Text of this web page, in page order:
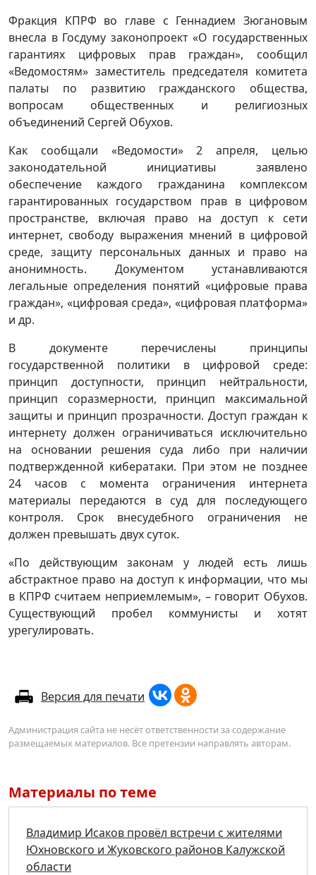
Фракция КПРФ во главе с Геннадием Зюгановым
внесла в Госдуму законопроект «О государственных
гарантиях цифровых прав граждан», сообщил
«Ведомостям» заместитель председателя комитета
палаты по развитию гражданского общества,
вопросам общественных и религиозных
объединений Сергей Обухов.
Как сообщали «Ведомости» 2 апреля, целью
законодательной инициативы заявлено
обеспечение каждого гражданина комплексом
гарантированных государством прав в цифровом
пространстве, включая право на доступ к сети
интернет, свободу выражения мнений в цифровой
среде, защиту персональных данных и право на
анонимность. Документом устанавливаются
легальные определения понятий «цифровые права
граждан», «цифровая среда», «цифровая платформа»
и др.
В документе перечислены принципы
государственной политики в цифровой среде:
принцип доступности, принцип нейтральности,
принцип соразмерности, принцип максимальной
защиты и принцип прозрачности. Доступ граждан к
интернету должен ограничиваться исключительно
на основании решения суда либо при наличии
подтвержденной кибератаки. При этом не позднее
24 часов с момента ограничения интернета
материалы передаются в суд для последующего
контроля. Срок внесудебного ограничения не
должен превышать двух суток.
«По действующим законам у людей есть лишь
абстрактное право на доступ к информации, что мы
в КПРФ считаем неприемлемым», – говорит Обухов.
Существующий пробел коммунисты и хотят
урегулировать.
Версия для печати
Администрация сайта не несёт ответственности за содержание
размещаемых материалов. Все претензии направлять авторам.
Материалы по теме
Владимир Исаков провёл встречи с жителями
Юхновского и Жуковского районов Калужской
области